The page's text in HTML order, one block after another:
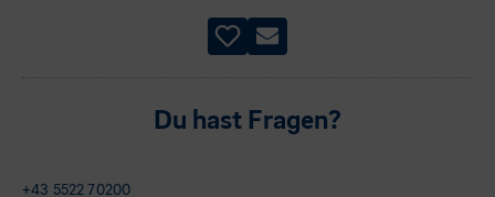
Du hast Fragen?
+43 5522 70200